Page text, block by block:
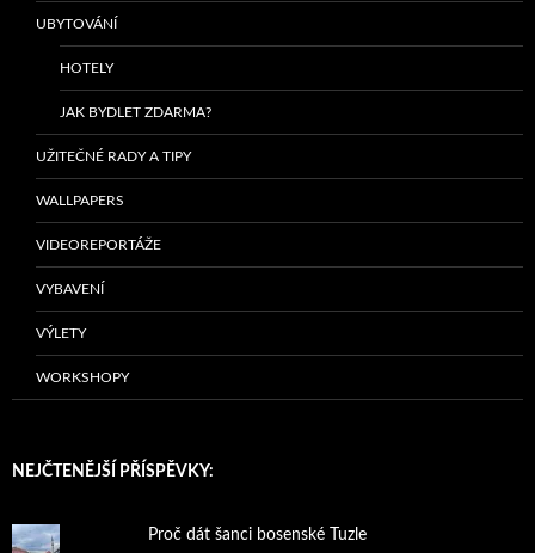
UBYTOVÁNÍ
HOTELY
JAK BYDLET ZDARMA?
UŽITEČNÉ RADY A TIPY
WALLPAPERS
VIDEOREPORTÁŽE
VYBAVENÍ
VÝLETY
WORKSHOPY
NEJČTENĚJŠÍ PŘÍSPĚVKY:
Proč dát šanci bosenské Tuzle